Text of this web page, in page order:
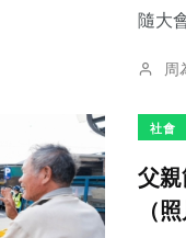
隨大
周
社會
父親
（